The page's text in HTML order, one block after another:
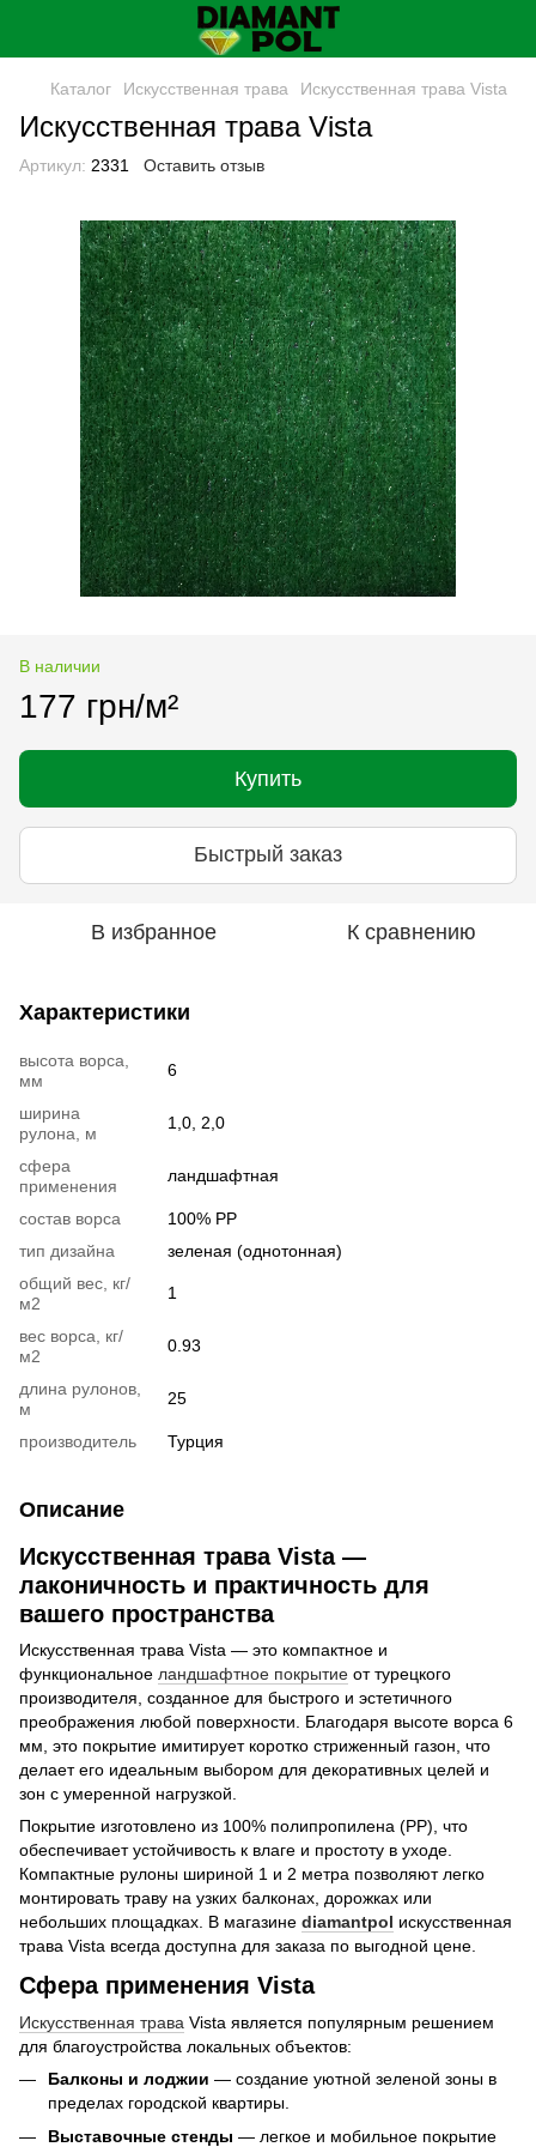
Каталог Искусственная трава Искусственная трава Vista
Искусственная трава Vista
Артикул: 2331 Оставить отзыв
В наличии
177 грн/м²
Купить
Быстрый заказ
В избранное К сравнению
Характеристики
высота ворса,
мм
6
ширина
рулона, м
1,0, 2,0
сфера
применения
ландшафтная
состав ворса
100% РР
тип дизайна
зеленая (однотонная)
общий вес, кг/
м2
1
вес ворса, кг/
м2
0.93
длина рулонов,
м
25
производитель Турция
Описание
Искусственная трава Vista —
лаконичность и практичность для
вашего пространства
Искусственная трава Vista — это компактное и
функциональное ландшафтное покрытие от турецкого
производителя, созданное для быстрого и эстетичного
преображения любой поверхности. Благодаря высоте ворса 6
мм, это покрытие имитирует коротко стриженный газон, что
делает его идеальным выбором для декоративных целей и
зон с умеренной нагрузкой.
Покрытие изготовлено из 100% полипропилена (PP), что
обеспечивает устойчивость к влаге и простоту в уходе.
Компактные рулоны шириной 1 и 2 метра позволяют легко
монтировать траву на узких балконах, дорожках или
небольших площадках. В магазине diamantpol искусственная
трава Vista всегда доступна для заказа по выгодной цене.
Сфера применения Vista
Искусственная трава Vista является популярным решением
для благоустройства локальных объектов:
Балконы и лоджии — создание уютной зеленой зоны в
пределах городской квартиры.
Выставочные стенды — легкое и мобильное покрытие